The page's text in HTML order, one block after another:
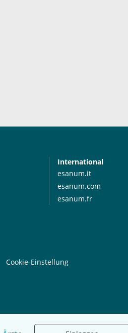
International
esanum.it
esanum.com
esanum.fr
Cookie-Einstellung